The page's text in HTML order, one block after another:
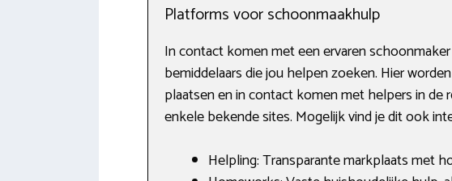
Platforms voor schoonmaakhulp
In contact komen met een ervaren
bemiddelaars die jou helpen zoeken. Hier
plaatsen en in contact komen met helpers in de
enkele bekende sites. Mogelijk vind je dit ook
Helpling: Transparante markplaats met